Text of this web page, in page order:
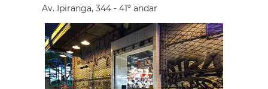
Av. Ipiranga, 344 - 41º andar